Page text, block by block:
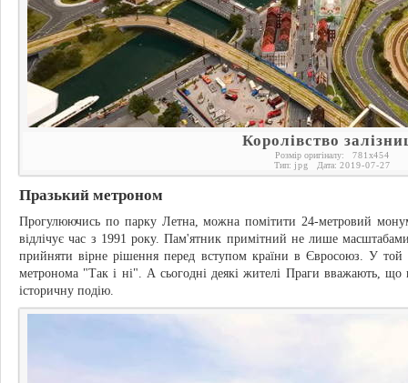
Королівство
Розмір оригіналу: 781 x454
Тип: jpg Дата: 2019-07-27
Празький метроном
Прогулюючись по парку Летна, можна помітити 24-метровий
відлічує час з 1991 року. Пам'ятник примітний не лише
прийняти вірне рішення перед вступом країни в Євросоюз. У той
метронома "Так і ні". А сьогодні деякі жителі Праги вважають, що
історичну подію.